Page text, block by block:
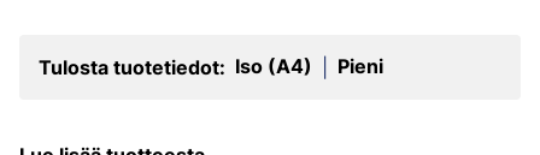
Tulosta tuotetiedot: Iso (A4) Pieni